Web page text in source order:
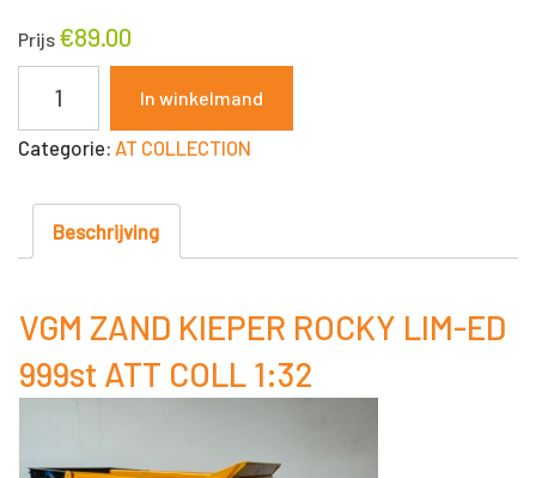
Prijs €89.00
KIEPER
ED
ATT
COLL
1:32
In winkelmand
Categorie: AT COLLECTION
Beschrijving
VGM ZAND KIEPER ROCKY LIM-ED
999st ATT COLL 1:32